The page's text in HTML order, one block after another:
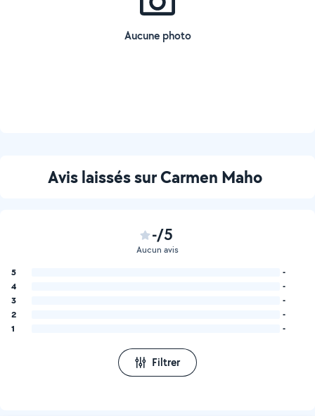
Aucune photo
Avis laissés sur Carmen Maho
-/5
Aucun avis
5
-
4
-
3
-
2
-
1
-
Filtrer